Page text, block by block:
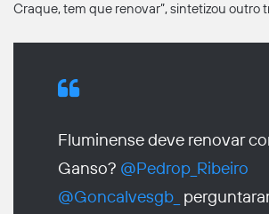
Craque, tem que renovar”, sintetizou outro
Fluminense deve renovar
Ganso? @Pedrop_Ribeiro
@Goncalvesgb_